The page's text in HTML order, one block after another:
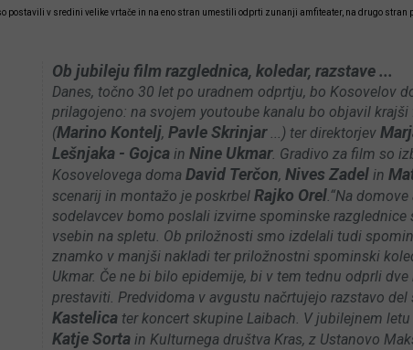
postavili v sredini velike vrtače in na eno stran umestili odprti zunanji amfiteater, na drugo stran
Ob jubileju film razglednica, koledar, razstave ...
Danes, točno 30 let po uradnem odprtju, bo Kosovelov
prilagojeno: na svojem youtoube kanalu bo objavil
(Marino Kontelj, Pavle Skrinjar...) ter direktorjev
Lešnjaka - Gojcain Nine Ukmar. Gradivo za film so
Kosovelovega domaDavid Terčon, Nives Zadel in
scenarij in montažo je poskrbelRajko Orel.“Na
sodelavcev bomo poslali izvirne spominske razglednice
vsebin na spletu. Ob priložnosti smo izdelali tudi
znamko v manjši nakladi ter priložnostni spominski
Ukmar. Če ne bi bilo epidemije, bi v tem tednu odprli
prestaviti. Predvidoma v avgustu načrtujejo razstavo del
Kastelica ter koncert skupine Laibach. V jubilejnem
Katje Sorta in Kulturnega društva Kras, z Ustanovo